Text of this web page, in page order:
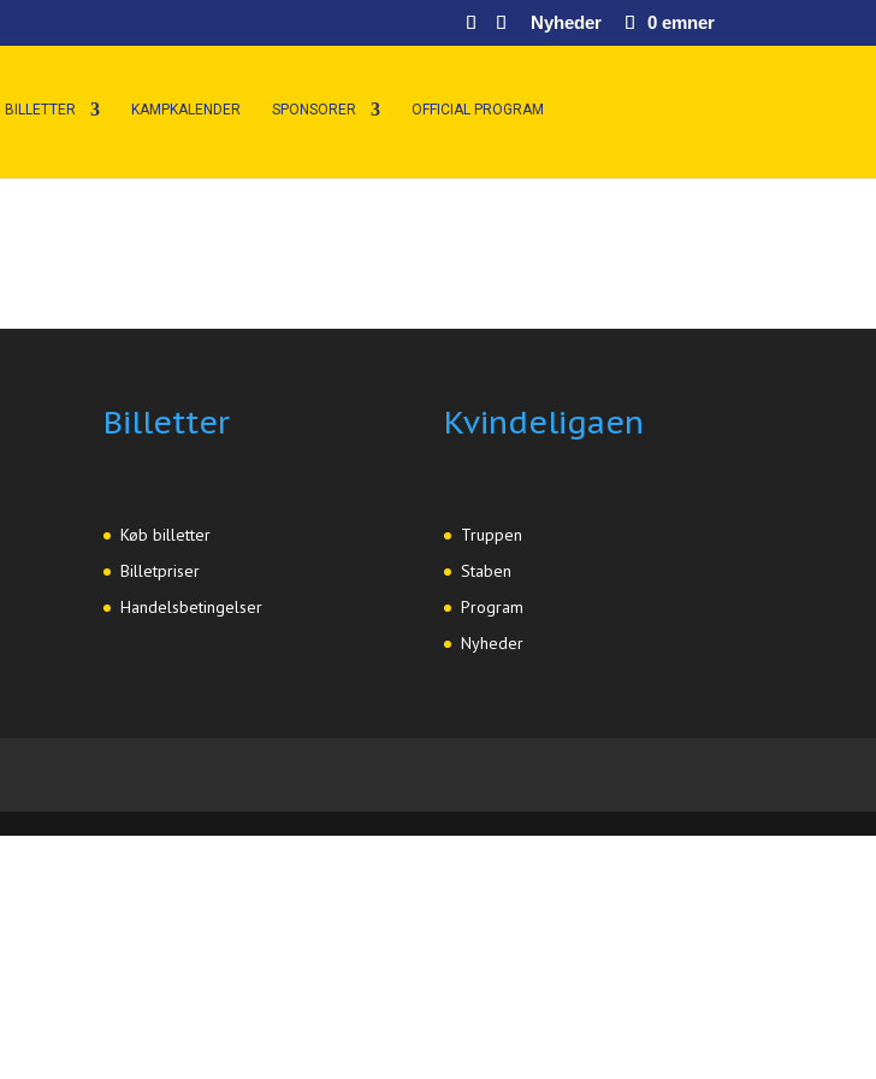
Nyheder 0 emner
BILLETTER KAMPKALENDER SPONSORER OFFICIAL PROGRAM
Billetter
Køb billetter
Billetpriser
Handelsbetingelser
Kvindeligaen
Truppen
Staben
Program
Nyheder